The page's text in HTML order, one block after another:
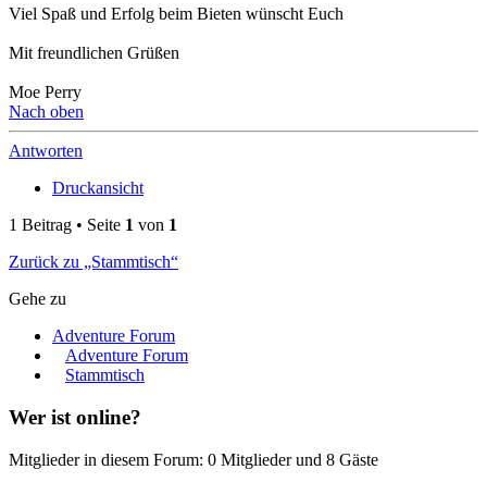
Viel Spaß und Erfolg beim Bieten wünscht Euch
Mit freundlichen Grüßen
Moe Perry
Nach oben
Antworten
Druckansicht
1 Beitrag • Seite 1 von 1
Zurück zu „Stammtisch“
Gehe zu
Adventure Forum
Adventure Forum
Stammtisch
Wer ist online?
Mitglieder in diesem Forum: 0 Mitglieder und 8 Gäste